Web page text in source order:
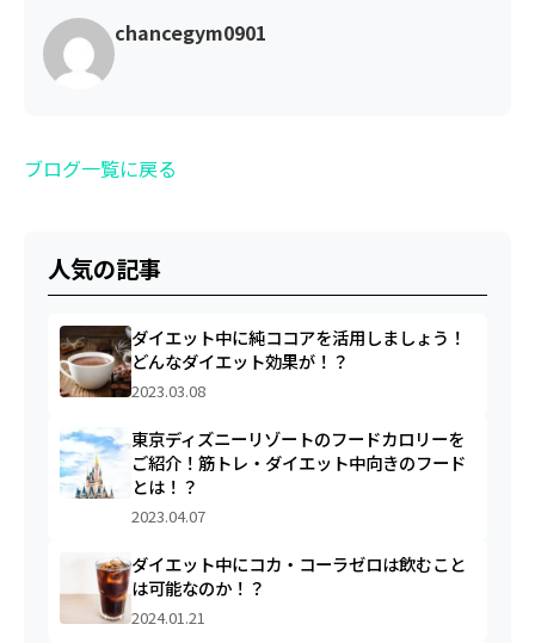
chancegym0901
ブログ一覧に戻る
人気の記事
ダイエット中に純ココアを活用しましょう！
どんなダイエット効果が！？
2023.03.08
東京ディズニーリゾートのフードカロリーを
ご紹介！筋トレ・ダイエット中向きのフード
とは！？
2023.04.07
ダイエット中にコカ・コーラゼロは飲むこと
は可能なのか！？
2024.01.21